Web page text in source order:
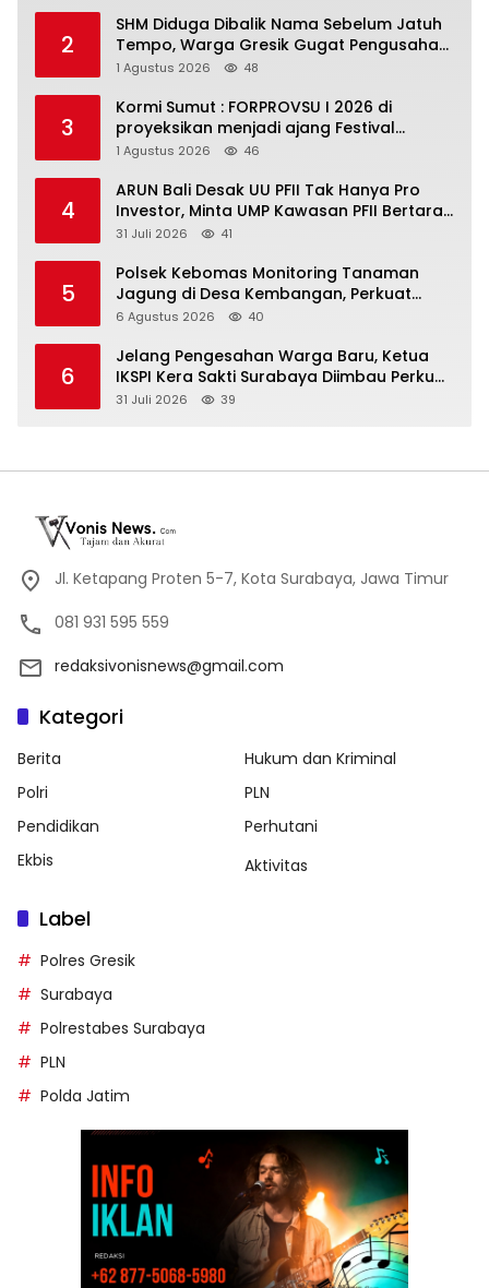
2
SHM Diduga Dibalik Nama Sebelum Jatuh
Tempo, Warga Gresik Gugat Pengusaha
Rokok dan Somasi Kepala Desa
1 Agustus 2026 48
3
Kormi Sumut : FORPROVSU I 2026 di
proyeksikan menjadi ajang Festival
Olahraga Masyarakat dengan Pegiat
1 Agustus 2026 46
4
ARUN Bali Desak UU PFII Tak Hanya Pro
Investor, Minta UMP Kawasan PFII Bertaraf
Internasional
31 Juli 2026 41
5
Polsek Kebomas Monitoring Tanaman
Jagung di Desa Kembangan, Perkuat
Dukungan Ketahanan Pangan Nasional
6 Agustus 2026 40
6
Jelang Pengesahan Warga Baru, Ketua
IKSPI Kera Sakti Surabaya Diimbau Perkuat
Pembinaan dan Jaga Kondusivitas
31 Juli 2026 39
Jl. Ketapang Proten 5-7, Kota Surabaya, Jawa Timur
081 931 595 559
redaksivonisnews@gmail.com
Kategori
Berita
Hukum dan Kriminal
Polri
PLN
Pendidikan
Perhutani
Ekbis
Aktivitas
Label
Polres Gresik
Surabaya
Polrestabes Surabaya
PLN
Polda Jatim